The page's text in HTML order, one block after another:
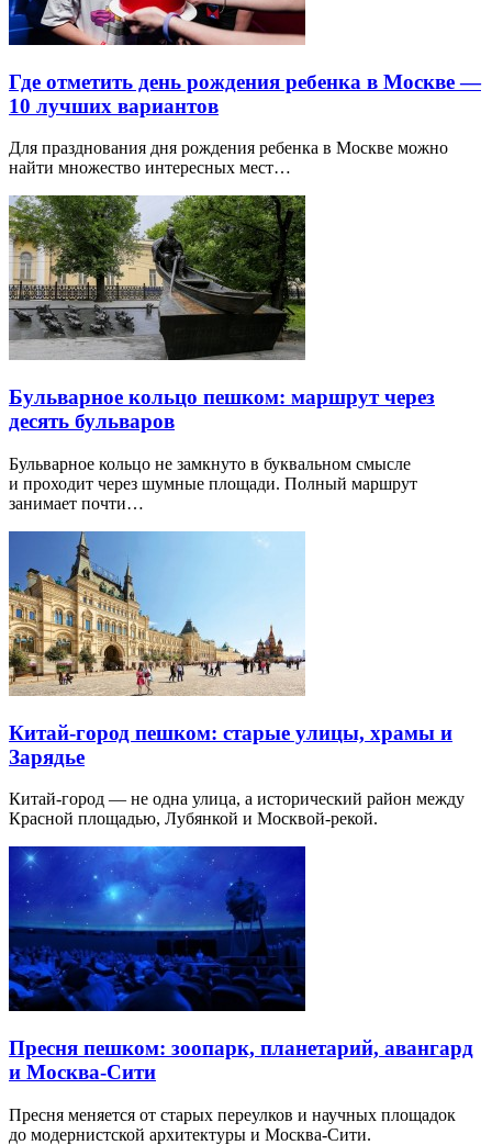
Где отметить день рождения ребенка в Москве —
10 лучших вариантов
Для празднования дня рождения ребенка в Москве можно
найти множество интересных мест…
Бульварное кольцо пешком: маршрут через
десять бульваров
Бульварное кольцо не замкнуто в буквальном смысле
и проходит через шумные площади. Полный маршрут
занимает почти…
Китай-город пешком: старые улицы, храмы и
Зарядье
Китай-город — не одна улица, а исторический район между
Красной площадью, Лубянкой и Москвой-рекой.
Пресня пешком: зоопарк, планетарий, авангард
и Москва-Сити
Пресня меняется от старых переулков и научных площадок
до модернистской архитектуры и Москва-Сити.